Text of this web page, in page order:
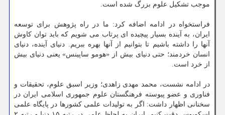
موجب تشکیل علوم بزرگ شده است.
فراستخواه در ادامه اضافه کرد: ما در راه پژوهش برای توسعه
ایران، به آینده بسیار پیچیده ای پرتاب می شویم که باید توان کاوش
آنها را داشته باشیم تا بتوانیم از آنها بهره ببریم. دنیای آینده، دنیای
انسان خردمند؛ حتی دنیای بیش از «هومو ساپینس» یعنی دنیای بیش
از خرد است.
در ادامه نشست، محمد مهدی زاهدی؛ وزیر اسبق علوم، تحقیقات و
فناوری و عضو پیوسته فرهنگستان علوم جمهوری اسلامی ایران در
سخنانی اظهار داشت: اگر به تولیدات علمی کشورها در پایگاه علمی